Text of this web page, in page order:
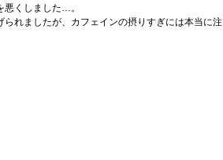
悪くしました…。
れましたが、カフェインの摂りすぎには本当に注